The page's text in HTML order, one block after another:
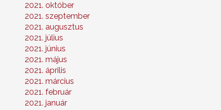
2021. október
2021. szeptember
2021. augusztus
2021. július
2021. június
2021. május
2021. április
2021. március
2021. február
2021. január